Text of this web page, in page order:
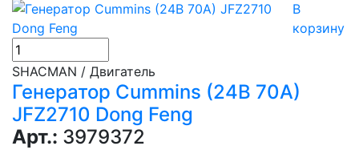
В
корзину
SHACMAN / Двигатель
Генератор Cummins (24В 70A)
JFZ2710 Dong Feng
Арт.: 3979372